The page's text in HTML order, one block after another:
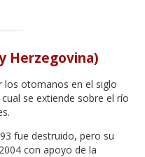
Herzegovina)
los otomanos en el siglo
se extiende sobre el río
fue destruido, pero su
con apoyo de la